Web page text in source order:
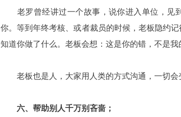
老罗曾经讲过一个故事，说你进入单位，见
你。等到年终考核、或者裁员的时候，老板隐约
知道你做了什么。老板会想：这是你的错，不是我
老板也是人，大家用人类的方式沟通，一切会
六、帮助别人千万别吝啬；